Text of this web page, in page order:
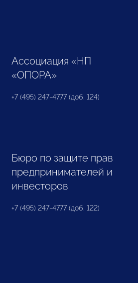
Ассоциация «НП
«ОПОРА»
+7 (495) 247-4777 (доб. 124)
Бюро по защите прав
предпринимателей и
инвесторов
+7 (495) 247-4777 (доб. 122)